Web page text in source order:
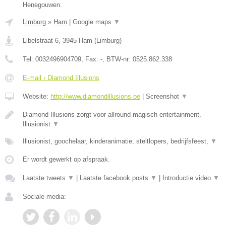
Henegouwen.
Limburg » Ham Google maps ▼
Libelstraat 6, 3945 Ham (Limburg)
Tel: 0032496904709, Fax: -, BTW-nr: 0525.862.338
E-mail › Diamond Illusions
Website: http://www.diamondillusions.be Screenshot ▼
Diamond Illusions zorgt voor allround magisch entertainment.
Illusionist ▼
Illusionist, goochelaar, kinderanimatie, steltlopers, bedrijfsfeest, ▼
Er wordt gewerkt op afspraak.
Laatste tweets ▼ Laatste facebook posts ▼ Introductie video ▼
Sociale media: